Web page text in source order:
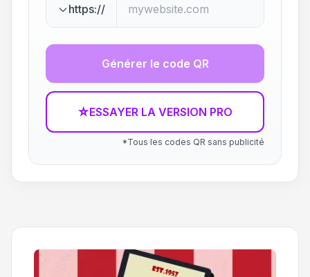
https://
Générer le code QR
☆ESSAYER LA VERSION PRO
*Tous les codes QR sans publicité